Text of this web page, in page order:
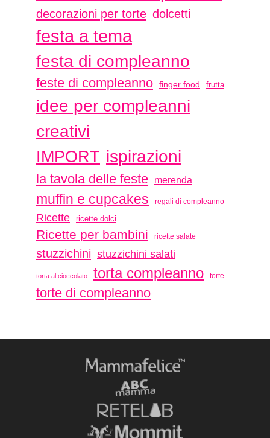
decorazioni per torte dolcetti
festa a tema
festa di compleanno
feste di compleanno finger food frutta
idee per compleanni
creativi
IMPORT ispirazioni
la tavola delle feste merenda
muffin e cupcakes regali di compleanno
Ricette ricette dolci
Ricette per bambini ricette salate
stuzzichini stuzzichini salati
torta al cioccolato torta compleanno torte
torte di compleanno